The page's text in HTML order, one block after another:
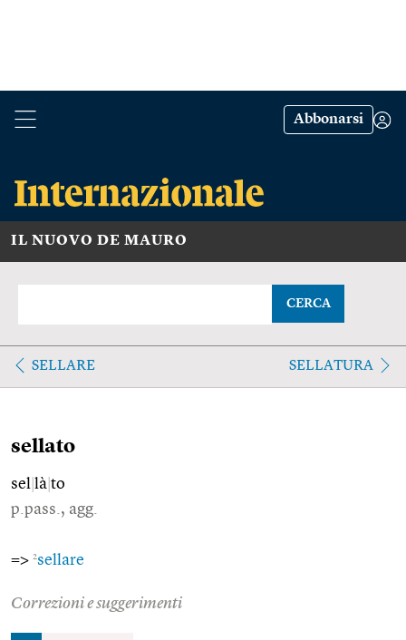
Abbonarsi
IL NUOVO DE MAURO
CERCA
SELLARE SELLATURA
sellato
sel là to
p.pass., agg.
=> 2sellare
Correzioni e suggerimenti